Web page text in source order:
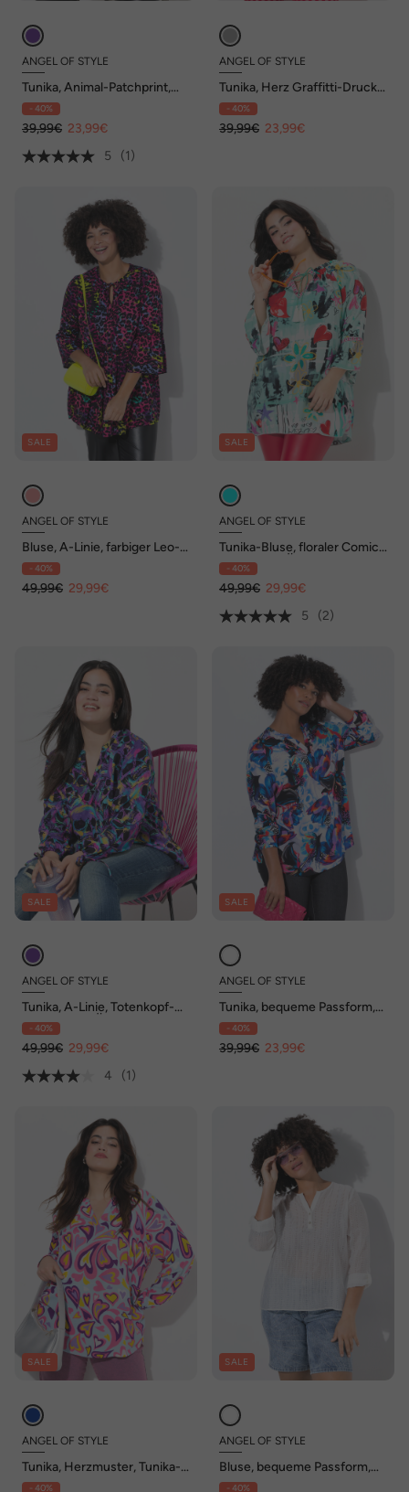
ANGEL OF STYLE
Tunika, Animal-Patchprint,
Langarm
- 40%
39,99€ 23,99€
5
(1)
ANGEL OF STYLE
Tunika, Herz Graffitti-Druck,
Langarm
- 40%
39,99€ 23,99€
SALE
ANGEL OF STYLE
Bluse, A-Linie, farbiger Leo-
Print, Volants
- 40%
49,99€ 29,99€
SALE
ANGEL OF STYLE
Tunika-Bluse, floraler Comic-
Druck, 3/4-Ärmel
- 40%
49,99€ 29,99€
5
(2)
SALE
ANGEL OF STYLE
Tunika, A-Linie, Totenkopf-
Muster, 3/4-Ärmel
- 40%
49,99€ 29,99€
4
(1)
SALE
ANGEL OF STYLE
Tunika, bequeme Passform,
Blumenmuster
- 40%
39,99€ 23,99€
SALE
ANGEL OF STYLE
Tunika, Herzmuster, Tunika-
Ausschnitt, Langarm
- 40%
SALE
ANGEL OF STYLE
Bluse, bequeme Passform,
extra leichtes Gewebe
- 40%